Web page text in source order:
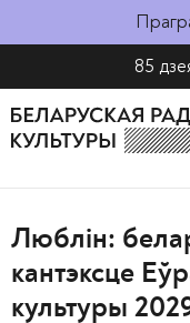
85
Люблін:
кантэксце
культуры